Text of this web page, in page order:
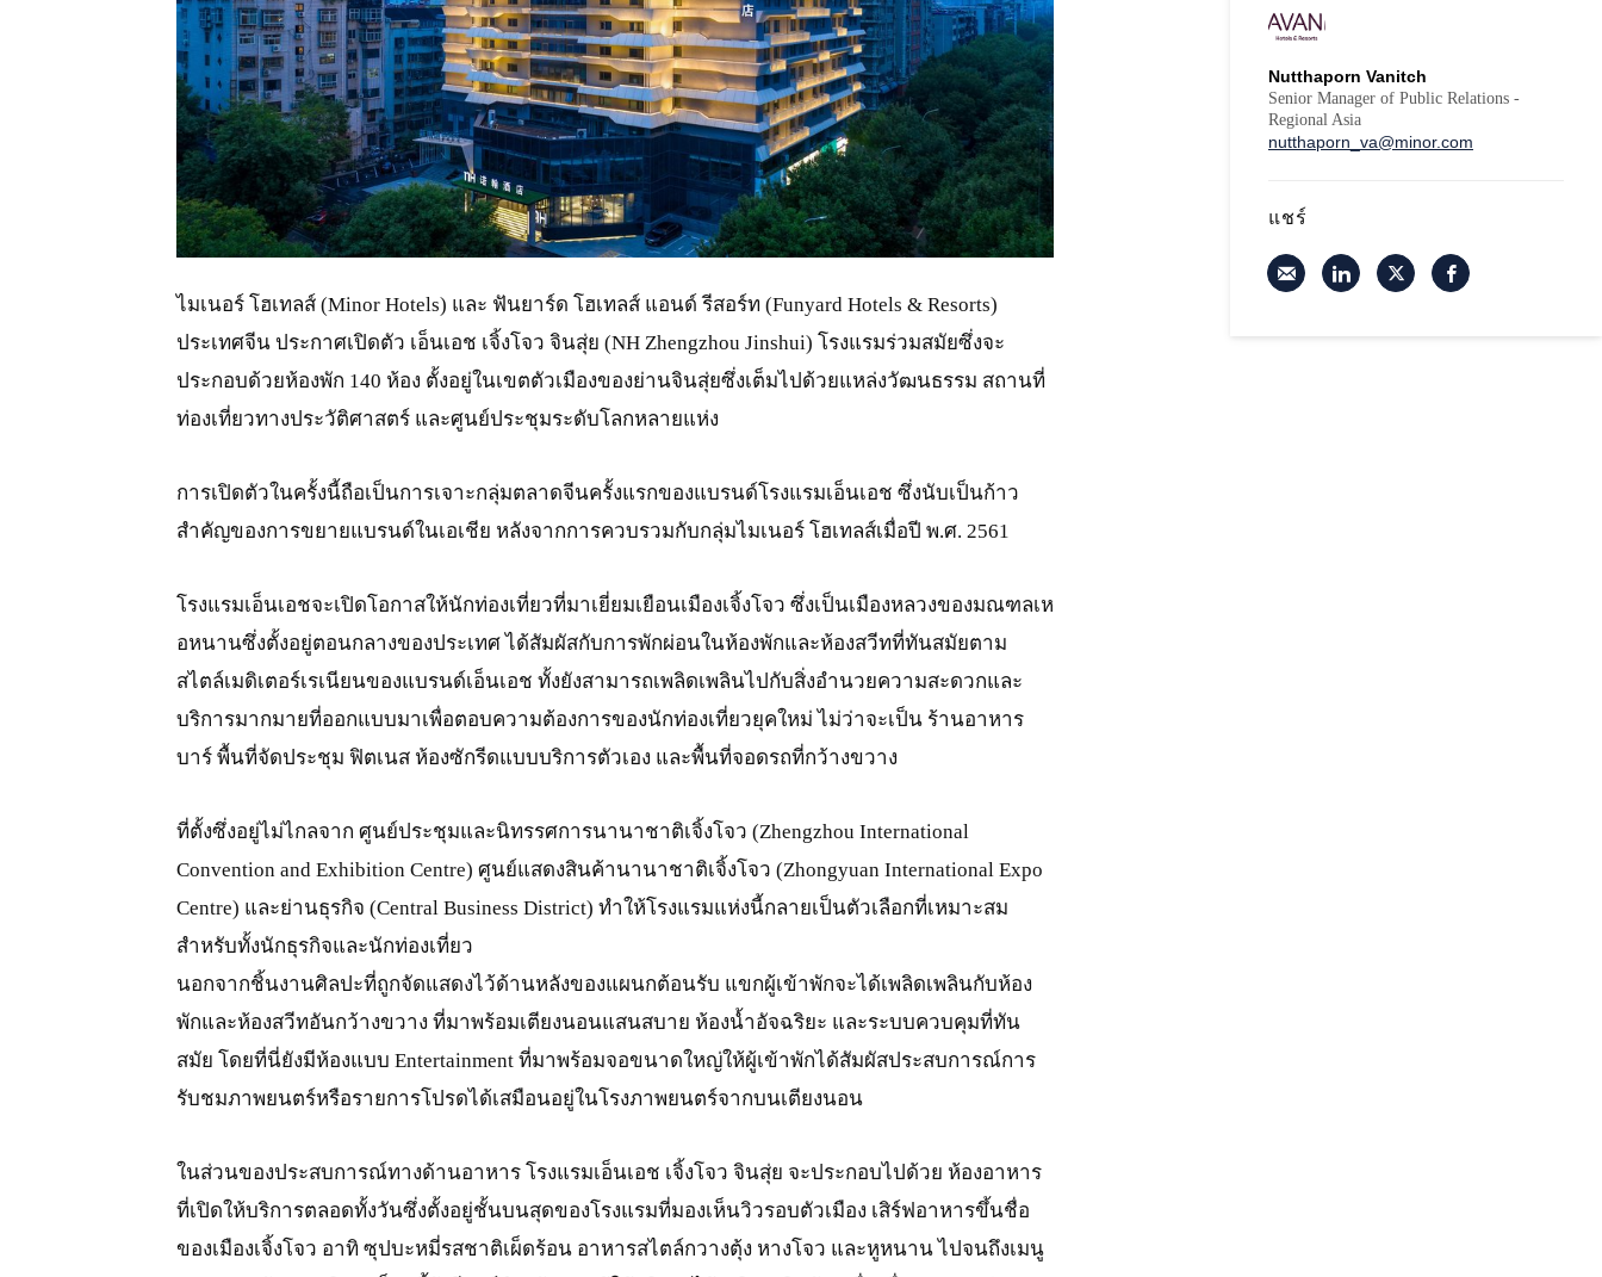
JPG
ไมเนอร์ โฮเทลส์ (Minor Hotels) และ ฟันยาร์ด โฮเทลส์ แอนด์ รีสอร์ท (Funyard Hotels & Resorts)
ประเทศจีน ประกาศเปิดตัว เอ็นเอช เจิ้งโจว จินสุ่ย (NH Zhengzhou Jinshui) โรงแรมร่วมสมัยซึ่งจะ
ประกอบด้วยห้องพัก 140 ห้อง ตั้งอยู่ในเขตตัวเมืองของย่านจินสุ่ยซึ่งเต็มไปด้วยแหล่งวัฒนธรรม สถานที่
ท่องเที่ยวทางประวัติศาสตร์ และศูนย์ประชุมระดับโลกหลายแห่ง
การเปิดตัวในครั้งนี้ถือเป็นการเจาะกลุ่มตลาดจีนครั้งแรกของแบรนด์โรงแรมเอ็นเอช ซึ่งนับเป็นก้าว
สำคัญของการขยายแบรนด์ในเอเชีย หลังจากการควบรวมกับกลุ่มไมเนอร์ โฮเทลส์เมื่อปี พ.ศ. 2561
โรงแรมเอ็นเอชจะเปิดโอกาสให้นักท่องเที่ยวที่มาเยี่ยมเยือนเมืองเจิ้งโจว ซึ่งเป็นเมืองหลวงของมณฑลเห
อหนานซึ่งตั้งอยู่ตอนกลางของประเทศ ได้สัมผัสกับการพักผ่อนในห้องพักและห้องสวีทที่ทันสมัยตาม
สไตล์เมดิเตอร์เรเนียนของแบรนด์เอ็นเอช ทั้งยังสามารถเพลิดเพลินไปกับสิ่งอำนวยความสะดวกและ
บริการมากมายที่ออกแบบมาเพื่อตอบความต้องการของนักท่องเที่ยวยุคใหม่ ไม่ว่าจะเป็น ร้านอาหาร
บาร์ พื้นที่จัดประชุม ฟิตเนส ห้องซักรีดแบบบริการตัวเอง และพื้นที่จอดรถที่กว้างขวาง
ที่ตั้งซึ่งอยู่ไม่ไกลจาก ศูนย์ประชุมและนิทรรศการนานาชาติเจิ้งโจว (Zhengzhou International
Convention and Exhibition Centre) ศูนย์แสดงสินค้านานาชาติเจิ้งโจว (Zhongyuan International Expo
Centre) และย่านธุรกิจ (Central Business District) ทำให้โรงแรมแห่งนี้กลายเป็นตัวเลือกที่เหมาะสม
สำหรับทั้งนักธุรกิจและนักท่องเที่ยว
นอกจากชิ้นงานศิลปะที่ถูกจัดแสดงไว้ด้านหลังของแผนกต้อนรับ แขกผู้เข้าพักจะได้เพลิดเพลินกับห้อง
พักและห้องสวีทอันกว้างขวาง ที่มาพร้อมเตียงนอนแสนสบาย ห้องน้ำอัจฉริยะ และระบบควบคุมที่ทัน
สมัย โดยที่นี่ยังมีห้องแบบ Entertainment ที่มาพร้อมจอขนาดใหญ่ให้ผู้เข้าพักได้สัมผัสประสบการณ์การ
รับชมภาพยนตร์หรือรายการโปรดได้เสมือนอยู่ในโรงภาพยนตร์จากบนเตียงนอน
ในส่วนของประสบการณ์ทางด้านอาหาร โรงแรมเอ็นเอช เจิ้งโจว จินสุ่ย จะประกอบไปด้วย ห้องอาหาร
ที่เปิดให้บริการตลอดทั้งวันซึ่งตั้งอยู่ชั้นบนสุดของโรงแรมที่มองเห็นวิวรอบตัวเมือง เสิร์ฟอาหารขึ้นชื่อ
ของเมืองเจิ้งโจว อาทิ ซุปบะหมี่รสชาติเผ็ดร้อน อาหารสไตล์กวางตุ้ง หางโจว และหูหนาน ไปจนถึงเมนู
Nutthaporn Vanitch
Senior Manager of Public Relations -
Regional Asia
nutthaporn_va@minor.com
แชร์